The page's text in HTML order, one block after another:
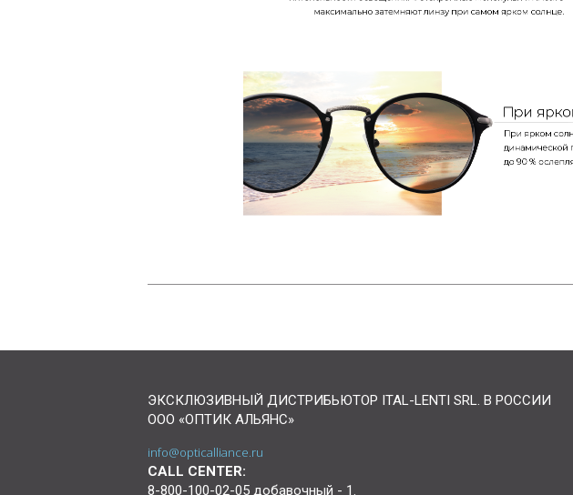
ЭКСКЛЮЗИВНЫЙ ДИСТРИБЬЮТОР ITAL-LENTI SRL. В РОССИИ
ООО «ОПТИК АЛЬЯНС»
info@opticalliance.ru
CALL CENTER:
8-800-100-02-05 добавочный - 1.